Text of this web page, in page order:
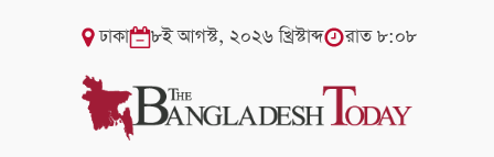
ঢাকা ৮ই আগস্ট, ২০২৬ খ্রিস্টাব্দ রাত ৮:০৮